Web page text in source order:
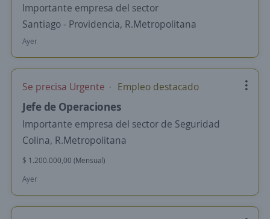
Importante empresa del sector
Santiago - Providencia, R.Metropolitana
Ayer
Se precisa Urgente Empleo destacado
Jefe de Operaciones
Importante empresa del sector de Seguridad
Colina, R.Metropolitana
$ 1.200.000,00 (Mensual)
Ayer